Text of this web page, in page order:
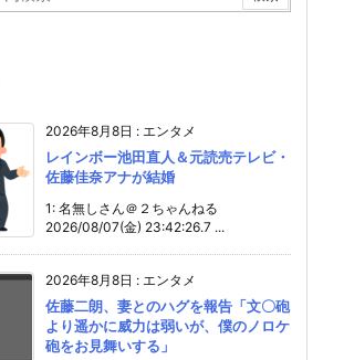
2026年8月8日 : エンタメ
レインボー池田直人＆元読売テレビ・
佐藤佳奈アナが結婚
1: 名無しさん＠２ちゃんねる
2026/08/07(金) 23:42:26.7 ...
2026年8月8日 : エンタメ
佐藤二朗、妻とのハグを報告「文〇砲
より遥かに威力は弱いが、僕のノロケ
砲をお見舞いする」